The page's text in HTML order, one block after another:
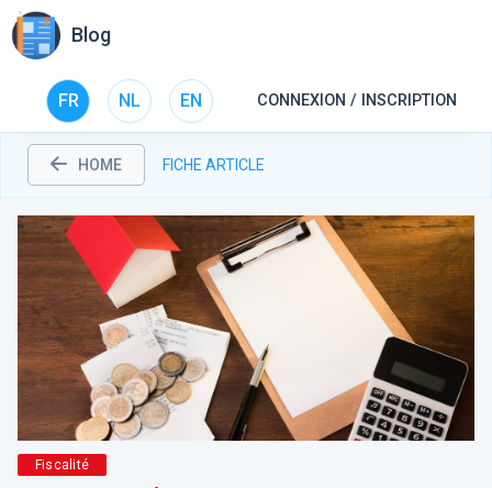
Blog
FR NL EN CONNEXION / INSCRIPTION
HOME FICHE ARTICLE
Fiscalité